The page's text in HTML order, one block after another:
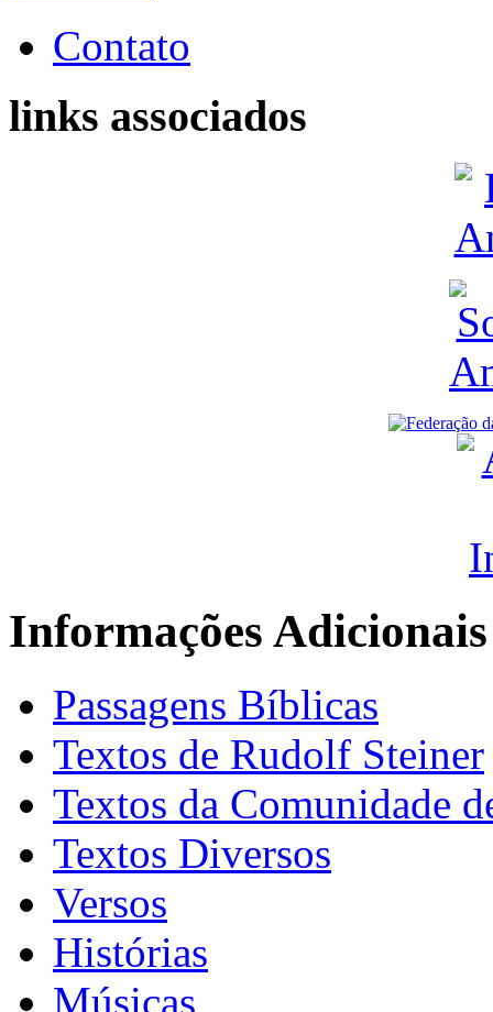
Contato
links associados
Informações Adicionais
Passagens Bíblicas
Textos de Rudolf Steiner
Textos da Comunidade
Textos Diversos
Versos
Histórias
Músicas